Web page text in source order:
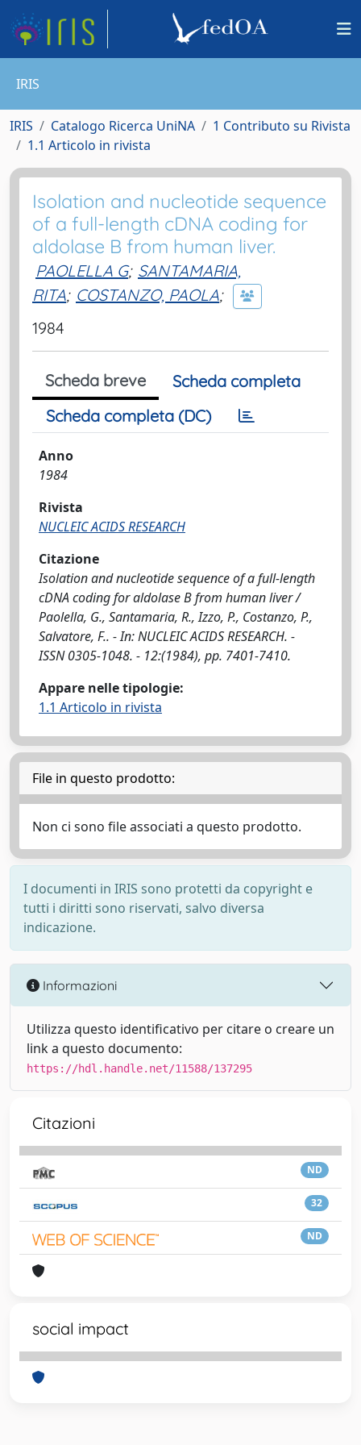
IRIS
IRIS Catalogo Ricerca UniNA
1 Contributo su Rivista
1.1 Articolo in rivista
Isolation and nucleotide sequence
of a full-length cDNA coding for
aldolase B from human liver.
PAOLELLA G; SANTAMARIA,
RITA; COSTANZO, PAOLA;
1984
Scheda breve
Scheda completa
Scheda completa (DC)
Anno
1984
Rivista
NUCLEIC ACIDS RESEARCH
Citazione
Isolation and nucleotide sequence of a full-length
cDNA coding for aldolase B from human liver /
Paolella, G., Santamaria, R., Izzo, P., Costanzo, P.,
Salvatore, F.. - In: NUCLEIC ACIDS RESEARCH. -
ISSN 0305-1048. - 12:(1984), pp. 7401-7410.
Appare nelle tipologie:
1.1 Articolo in rivista
File in questo prodotto:
Non ci sono file associati a questo prodotto.
I documenti in IRIS sono protetti da copyright e
tutti i diritti sono riservati, salvo diversa
indicazione.
Informazioni
Utilizza questo identificativo per citare o creare un
link a questo documento:
https://hdl.handle.net/11588/137295
Citazioni
ND
32
ND
social impact